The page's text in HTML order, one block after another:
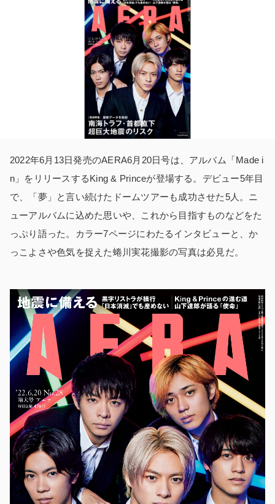
2022年6月13日発売のAERA6月20日号は、アルバム「Made i
n」をリリースするKing & Princeが登場する。デビュー5年目
で、「夢」と言い続けたドームツアーも成功させた5人。ニ
ューアルバムに込めた思いや、これから目指すものなどをた
っぷり語った。カラー7ページにわたるインタビューと、か
っこよさや色気を捉えた蜷川実花撮影の写真は必見だ。